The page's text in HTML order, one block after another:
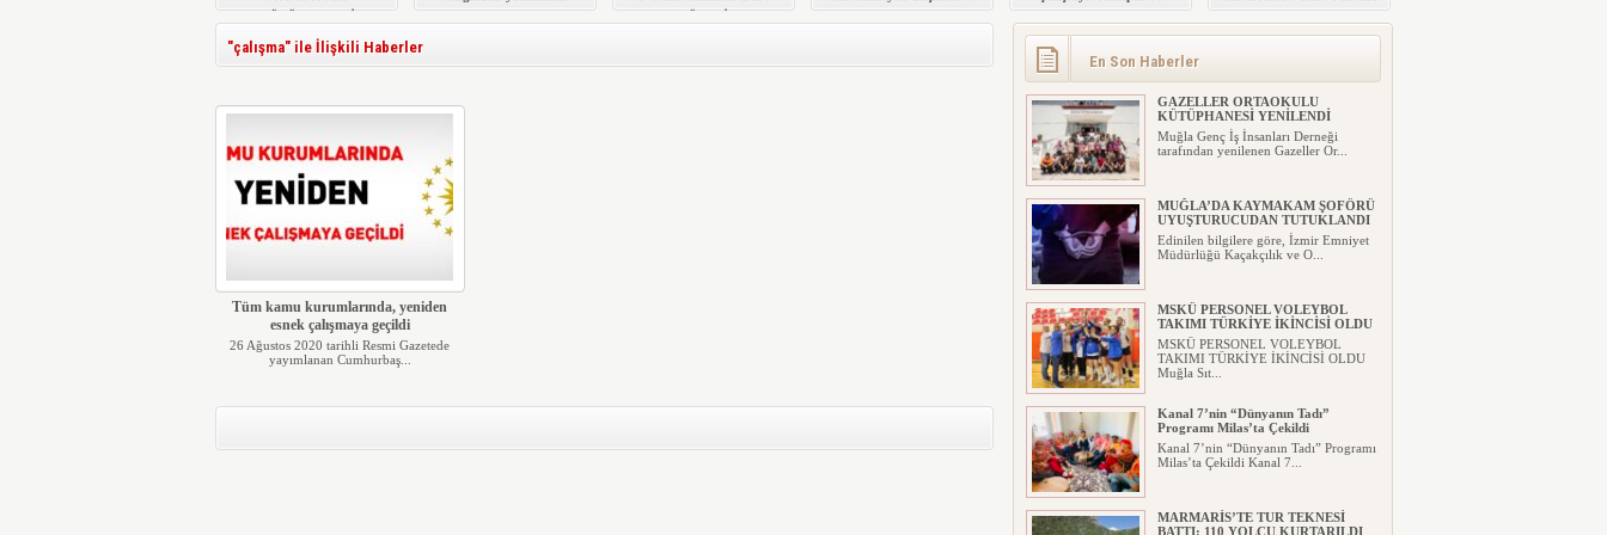
YENİLENDİ
"çalışma" ile İlişkili Haberler
Tüm kamu kurumlarında, yeniden
esnek çalışmaya geçildi
26 Ağustos 2020 tarihli Resmi Gazetede
yayımlanan Cumhurbaş...
En Son Haberler
GAZELLER ORTAOKULU
KÜTÜPHANESİ YENİLENDİ
Muğla Genç İş İnsanları Derneği
tarafından yenilenen Gazeller Or...
MUĞLA’DA KAYMAKAM ŞOFÖRÜ
UYUŞTURUCUDAN TUTUKLANDI
Edinilen bilgilere göre, İzmir Emniyet
Müdürlüğü Kaçakçılık ve O...
MSKÜ PERSONEL VOLEYBOL
TAKIMI TÜRKİYE İKİNCİSİ OLDU
MSKÜ PERSONEL VOLEYBOL
TAKIMI TÜRKİYE İKİNCİSİ OLDU
Muğla Sıt...
Kanal 7’nin “Dünyanın Tadı”
Programı Milas’ta Çekildi
Kanal 7’nin “Dünyanın Tadı” Programı
Milas’ta Çekildi Kanal 7...
MARMARİS’TE TUR TEKNESİ
BATTI: 110 YOLCU KURTARILDI